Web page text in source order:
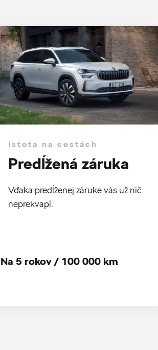
Istota na cestách
Predĺžená záruka
Vďaka predĺženej záruke vás už nič
neprekvapí.
Na 5 rokov / 100 000 km